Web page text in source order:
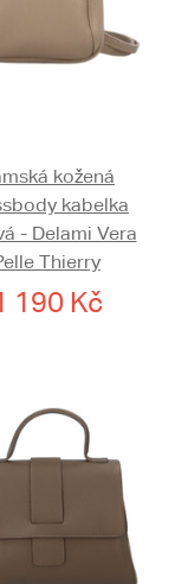
kožená
kabelka
- Delami Vera
Thierry
190 Kč